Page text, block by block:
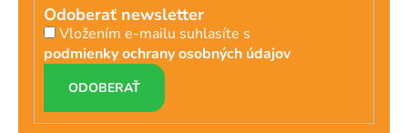
Odoberať newsletter
Vložením e-mailu suhlasíte s
podmienky ochrany osobných údajov
PRIHLÁSIŤ
SA